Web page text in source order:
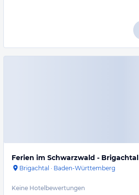
Ferien im Schwarzwald - Brigachtal
Brigachtal · Baden-Württemberg
Keine Hotelbewertungen